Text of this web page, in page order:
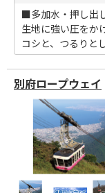
■多加水・押し出
生地に強い圧をか
コシと、つるりと
別府ロープウェイ